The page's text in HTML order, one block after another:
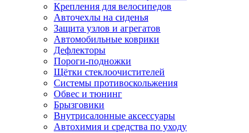
Крепления для велосипедов
Авточехлы на сиденья
Защита узлов и агрегатов
Автомобильные коврики
Дефлекторы
Пороги-подножки
Щётки стеклоочистителей
Системы противоскольжения
Обвес и тюнинг
Брызговики
Внутрисалонные аксессуары
Автохимия и средства по уходу